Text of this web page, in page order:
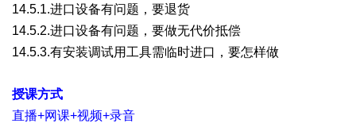
14.5.1.进口设备有问题，要退货
14.5.2.进口设备有问题，要做无代价抵偿
14.5.3.有安装调试用工具需临时进口，要怎样做
授课方式
直播+网课+视频+录音